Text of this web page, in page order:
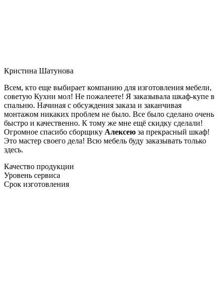
Кристина Шатунова
Всем, кто еще выбирает компанию для изготовления мебели,
советую Кухни мол! Не пожалеете! Я заказывала шкаф-купе в
спальню. Начиная с обсуждения заказа и заканчивая
монтажом никаких проблем не было. Все было сделано очень
быстро и качественно. К тому же мне ещё скидку сделали!
Огромное спасибо сборщику Алексею за прекрасный шкаф!
Это мастер своего дела! Всю мебель буду заказывать только
здесь.
Качество продукции
Уровень сервиса
Срок изготовления